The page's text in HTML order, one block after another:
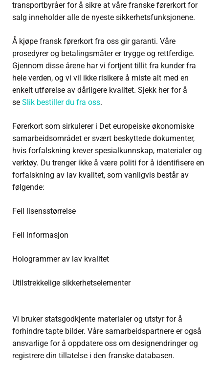
transportbyråer for å sikre at våre franske førerkort for
salg inneholder alle de nyeste sikkerhetsfunksjonene.
Å kjøpe fransk førerkort fra oss gir garanti. Våre
prosedyrer og betalingsmåter er trygge og rettferdige.
Gjennom disse årene har vi fortjent tillit fra kunder fra
hele verden, og vi vil ikke risikere å miste alt med en
enkelt utførelse av dårligere kvalitet. Sjekk her for å
se Slik bestiller du fra oss.
Førerkort som sirkulerer i Det europeiske økonomiske
samarbeidsområdet er svært beskyttede dokumenter,
hvis forfalskning krever spesialkunnskap, materialer og
verktøy. Du trenger ikke å være politi for å identifisere en
forfalskning av lav kvalitet, som vanligvis består av
følgende:
Feil lisensstørrelse
Feil informasjon
Hologrammer av lav kvalitet
Utilstrekkelige sikkerhetselementer
Vi bruker statsgodkjente materialer og utstyr for å
forhindre tapte bilder. Våre samarbeidspartnere er også
ansvarlige for å oppdatere oss om designendringer og
registrere din tillatelse i den franske databasen.